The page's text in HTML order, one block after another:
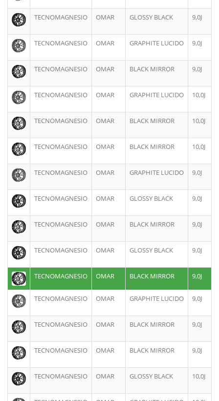
TECNOMAGNESIO OMAR GLOSSY BLACK 9,0J
TECNOMAGNESIO OMAR GRAPHITE LUCIDO 9,0J
TECNOMAGNESIO OMAR BLACK MIRROR 9,0J
TECNOMAGNESIO OMAR GRAPHITE LUCIDO 10,0J
TECNOMAGNESIO OMAR BLACK MIRROR 10,0J
TECNOMAGNESIO OMAR BLACK MIRROR 10,0J
TECNOMAGNESIO OMAR GRAPHITE LUCIDO 9,0J
TECNOMAGNESIO OMAR GLOSSY BLACK 9,0J
TECNOMAGNESIO OMAR BLACK MIRROR 9,0J
TECNOMAGNESIO OMAR GLOSSY BLACK 9,0J
TECNOMAGNESIO OMAR BLACK MIRROR 9,0J
TECNOMAGNESIO OMAR GRAPHITE LUCIDO 9,0J
TECNOMAGNESIO OMAR BLACK MIRROR 9,0J
TECNOMAGNESIO OMAR BLACK MIRROR 9,0J
TECNOMAGNESIO OMAR GLOSSY BLACK 10,0J